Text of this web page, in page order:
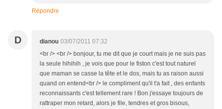
Répondre
D dianou 03/07/2011 07:32
<br /> <br /> bonjour, tu me dit que je court mais je ne suis pas
la seule hihihih , je vois que pour le fiston c'est tout naturel
que maman se casse la tête et le dos, mais tu as raison aussi
quand on entend<br /> le compliment qu'il t'a fait , des enfants
reconnaissants c'est tellement rare ! Bon j'essaye toujours de
rattraper mon retard, alors je file, tendres et gros bisous,